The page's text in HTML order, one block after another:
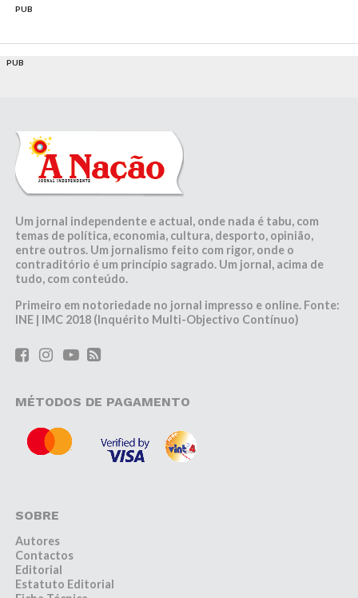
PUB
PUB
Um jornal independente e actual, onde nada é tabu, com
temas de política, economia, cultura, desporto, opinião,
entre outros. Um jornalismo feito com rigor, onde o
contraditório é um princípio sagrado. Um jornal, acima de
tudo, com conteúdo.
Primeiro em notoriedade no jornal impresso e online. Fonte:
INE | IMC 2018 (Inquérito Multi-Objectivo Contínuo)
MÉTODOS DE PAGAMENTO
SOBRE
Autores
Contactos
Editorial
Estatuto Editorial